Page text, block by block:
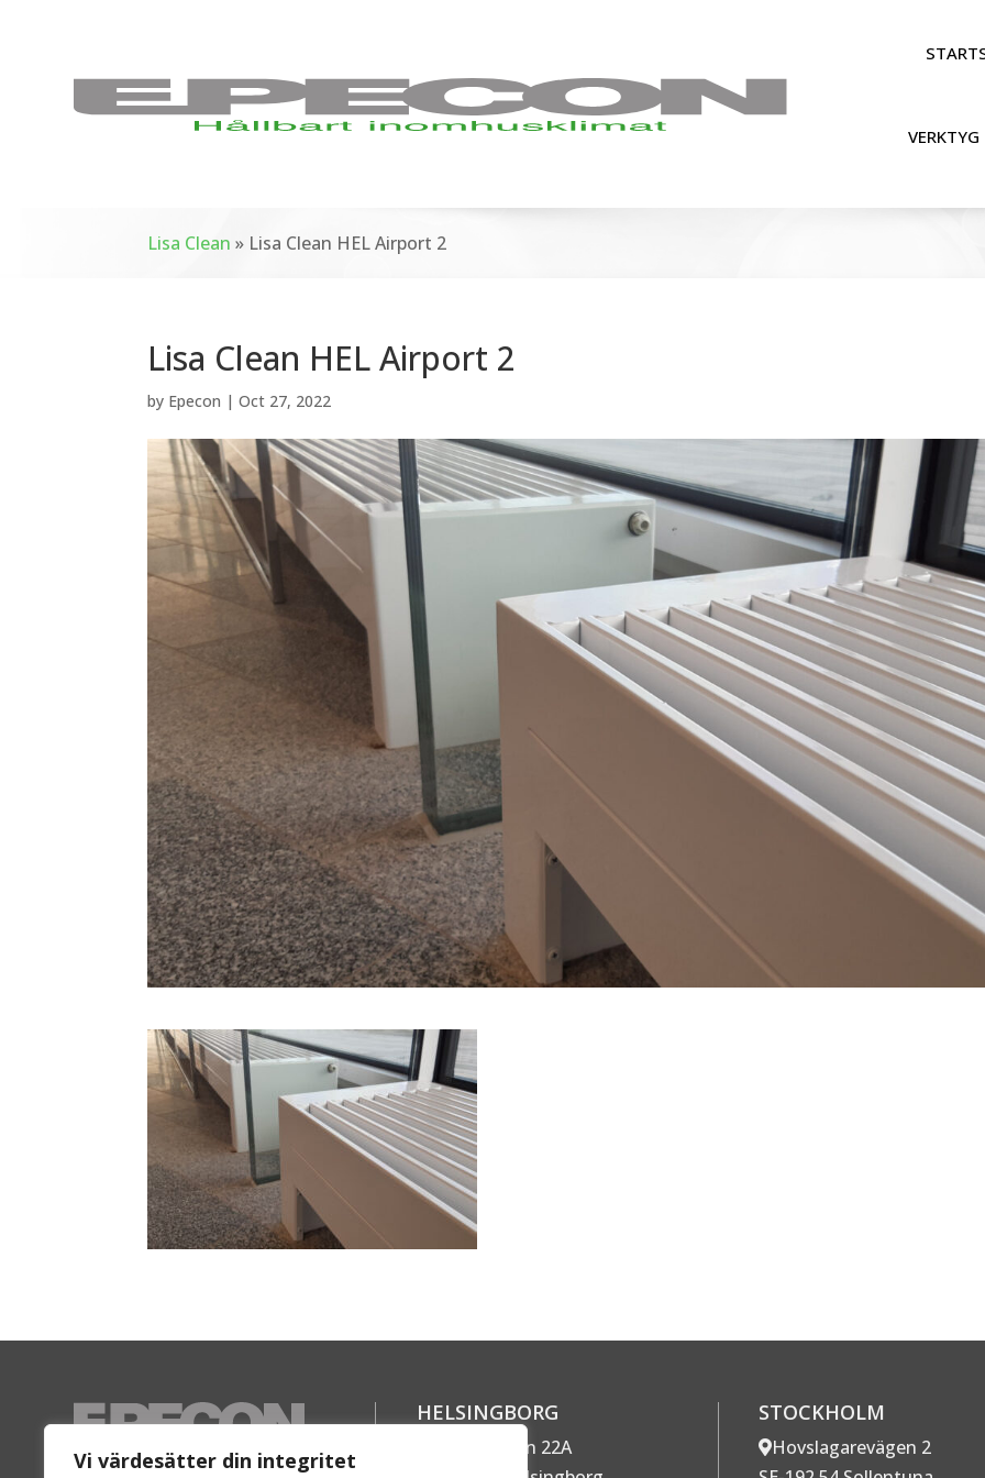
Vi värdesätter din integritet
Lisa Clean » Lisa Clean HEL Airport 2
Lisa Clean HEL Airport 2
by Epecon |Oct 27, 2022
HELSINGBORG
Florettgatan 22A
STOCKHOLM
Hovslagarevägen 2